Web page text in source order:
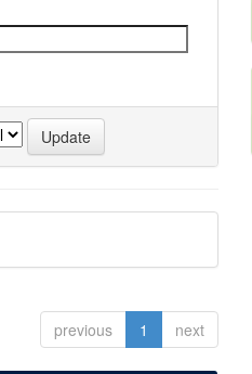
previous 1 next